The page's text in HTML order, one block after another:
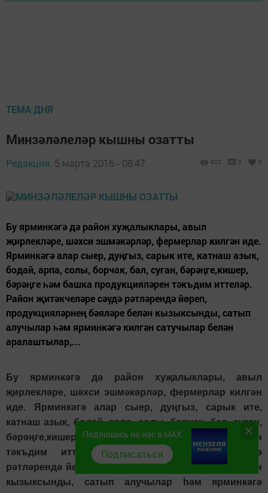
ТЕМА ДНЯ
Минзәләлеләр кышны озатты
Редакция, 5 марта 2016 - 08:47 920 0 0
Бу ярминкәгә дә район хуҗалыклары, авыл
җирлекләре, шәхси эшмәкәрләр, фермерлар килгән иде.
Ярминкәгә алар сыер, дуңгыз, сарык ите, катнаш азык,
бодай, арпа, солы, борчак, бал, суган, бәрәңге,кишер,
бәрәңге һәм башка продукцияләрен тәкъдим иттеләр.
Район җитәкчеләре сәүдә рәтләрендә йөреп,
продукцияләрнең бәяләре белән кызыксынды, сатып
алучылар һәм ярминкәгә килгән сатучылар белән
аралаштылар,...
Бу ярминкәгә дә район хуҗалыклары, авыл
җирлекләре, шәхси эшмәкәрләр, фермерлар килгән
иде. Ярминкәгә алар сыер, дуңгыз, сарык ите,
катнаш азык, бодай, арпа, солы, борчак, бал, суган,
бәрәңге,кишер, бәрәңге һәм башка продукцияләрен
тәкъдим иттеләр. Район җитәкчеләре сәүдә
рәтләрендә йөреп, продукцияләрнең бәяләре белән
кызыксынды, сатып алучылар һәм ярминкәгә
Подпишись на нас в MAX
Подписаться